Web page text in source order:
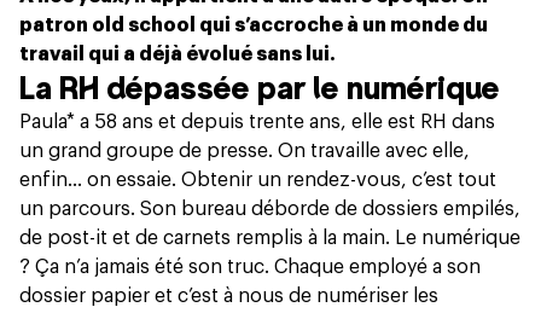
patron old school qui s’accroche à un monde du
travail qui a déjà évolué sans lui.
La RH dépassée par le numérique
Paula* a 58 ans et depuis trente ans, elle est RH dans
un grand groupe de presse. On travaille avec elle,
enfin… on essaie. Obtenir un rendez-vous, c’est tout
un parcours. Son bureau déborde de dossiers empilés,
de post-it et de carnets remplis à la main. Le numérique
? Ça n’a jamais été son truc. Chaque employé a son
dossier papier et c’est à nous de numériser les